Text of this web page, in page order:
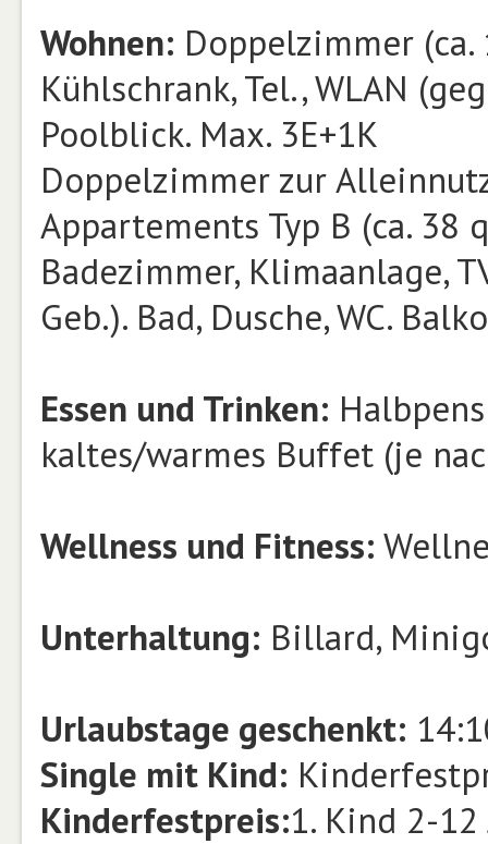
Wohnen: Doppelzimmer (ca.
Kühlschrank, Tel., WLAN
Poolblick. Max. 3E+1K
Doppelzimmer zur
Appartements Typ B (ca. 38
Badezimmer, Klimaanlage,
Geb.). Bad, Dusche, WC.
Essen und Trinken:
kaltes/warmes Buffet (je
Wellness und Fitness:
Unterhaltung: Billard,
Urlaubstage geschenkt:
Single mit Kind:
Kinderfestpreis:1. Kind 2-12